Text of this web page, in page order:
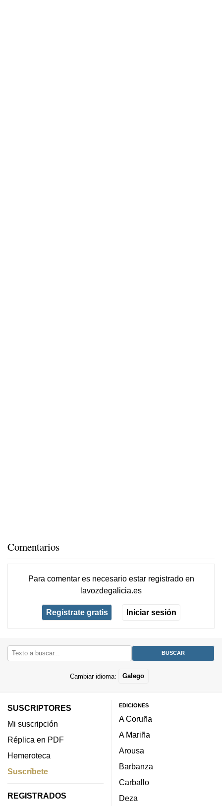
Comentarios
Para comentar es necesario estar registradoen
lavozdegalicia.es
Regístrate gratis Iniciar sesión
Cambiar idioma: Galego
SUSCRIPTORES
Mi suscripción
Réplica en PDF
Hemeroteca
Suscríbete
REGISTRADOS
EDICIONES
A Coruña
A Mariña
Arousa
Barbanza
Carballo
Deza